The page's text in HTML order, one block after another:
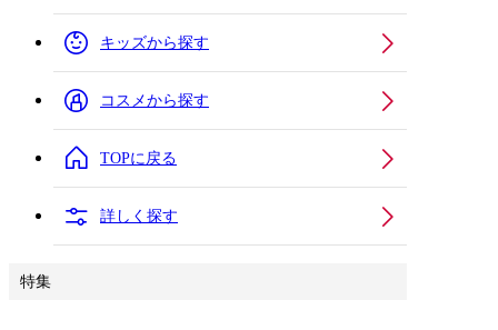
キッズから探す
コスメから探す
TOPに戻る
詳しく探す
特集